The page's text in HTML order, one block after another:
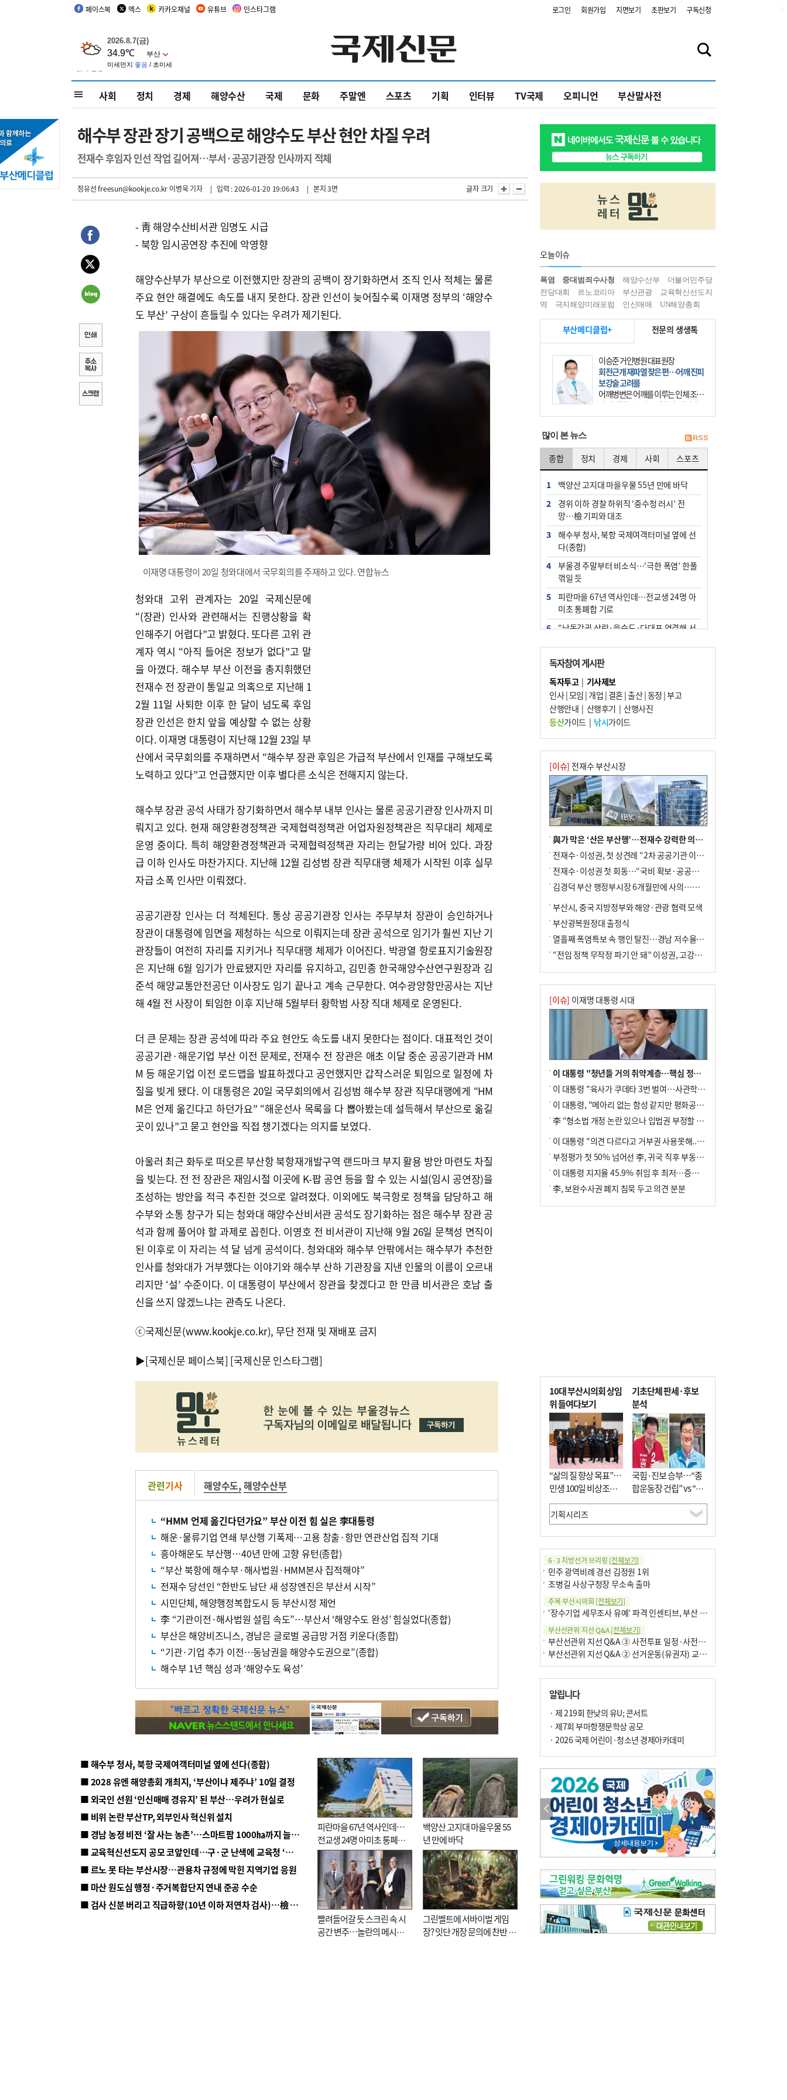
페이스북 엑스 카카오채널 유튜브 인스타그램 로그인 회원가입 지면보기 초판보기 구독신청
사회 정치 경제 해양수산 국제 문화 주말엔 스포츠 기획 인터뷰 TV국제 오피니언 부산말사전
해수부 장관 장기 공백으로 해양수도 부산 현안 차질 우려
전재수 후임자 인선 작업 길어져…부서·공공기관장 인사까지 적체
정유선 freesun@kookje.co.kr 이병욱 기자 | 입력 : 2026-01-20 19:06:43 | 본지 3면 글자 크기
- 靑 해양수산비서관 임명도 시급
- 북항 임시공연장 추진에 악영향
해양수산부가 부산으로 이전했지만 장관의 공백이 장기화하면서 조직 인사 적체는 물론
주요 현안 해결에도 속도를 내지 못한다. 장관 인선이 늦어질수록 이재명 정부의 ‘해양수
도 부산’ 구상이 흔들릴 수 있다는 우려가 제기된다.
이재명 대통령이 20일 청와대에서 국무회의를 주재하고 있다. 연합뉴스
청와대 고위 관계자는 20일 국제신문에
“(장관) 인사와 관련해서는 진행상황을 확
인해주기 어렵다”고 밝혔다. 또다른 고위 관
계자 역시 “아직 들어온 정보가 없다”고 말
을 아꼈다. 해수부 부산 이전을 총지휘했던
전재수 전 장관이 통일교 의혹으로 지난해 1
2월 11일 사퇴한 이후 한 달이 넘도록 후임
장관 인선은 한치 앞을 예상할 수 없는 상황
이다. 이재명 대통령이 지난해 12월 23일 부
산에서 국무회의를 주재하면서 “해수부 장관 후임은 가급적 부산에서 인재를 구해보도록
노력하고 있다”고 언급했지만 이후 별다른 소식은 전해지지 않는다.
해수부 장관 공석 사태가 장기화하면서 해수부 내부 인사는 물론 공공기관장 인사까지 미
뤄지고 있다. 현재 해양환경정책관 국제협력정책관 어업자원정책관은 직무대리 체제로
운영 중이다. 특히 해양환경정책관과 국제협력정책관 자리는 한달가량 비어 있다. 과장
급 이하 인사도 마찬가지다. 지난해 12월 김성범 장관 직무대행 체제가 시작된 이후 실무
자급 소폭 인사만 이뤄졌다.
공공기관장 인사는 더 적체된다. 통상 공공기관장 인사는 주무부처 장관이 승인하거나
장관이 대통령에 임면을 제청하는 식으로 이뤄지는데 장관 공석으로 임기가 훨씬 지난 기
관장들이 여전히 자리를 지키거나 직무대행 체제가 이어진다. 박광열 항로표지기술원장
은 지난해 6월 임기가 만료됐지만 자리를 유지하고, 김민종 한국해양수산연구원장과 김
준석 해양교통안전공단 이사장도 임기 끝나고 계속 근무한다. 여수광양항만공사는 지난
해 4월 전 사장이 퇴임한 이후 지난해 5월부터 황학범 사장 직대 체제로 운영된다.
더 큰 문제는 장관 공석에 따라 주요 현안도 속도를 내지 못한다는 점이다. 대표적인 것이
공공기관·해운기업 부산 이전 문제로, 전재수 전 장관은 애초 이달 중순 공공기관과 HM
M 등 해운기업 이전 로드맵을 발표하겠다고 공언했지만 갑작스러운 퇴임으로 일정에 차
질을 빚게 됐다. 이 대통령은 20일 국무회의에서 김성범 해수부 장관 직무대행에게 “HM
M은 언제 옮긴다고 하던가요” “해운선사 목록을 다 뽑아봤는데 설득해서 부산으로 옮길
곳이 있나”고 묻고 현안을 직접 챙기겠다는 의지를 보였다.
아울러 최근 화두로 떠오른 부산항 북항재개발구역 랜드마크 부지 활용 방안 마련도 차질
을 빚는다. 전 전 장관은 재임시절 이곳에 K-팝 공연 등을 할 수 있는 시설(임시 공연장)을
조성하는 방안을 적극 추진한 것으로 알려졌다. 이외에도 북극항로 정책을 담당하고 해
수부와 소통 창구가 되는 청와대 해양수산비서관 공석도 장기화하는 점은 해수부 장관 공
석과 함께 풀어야 할 과제로 꼽힌다. 이영호 전 비서관이 지난해 9월 26일 문책성 면직이
된 이후로 이 자리는 석 달 넘게 공석이다. 청와대와 해수부 안팎에서는 해수부가 추천한
인사를 청와대가 거부했다는 이야기와 해수부 산하 기관장을 지낸 인물의 이름이 오르내
리지만 ‘설’ 수준이다. 이 대통령이 부산에서 장관을 찾겠다고 한 만큼 비서관은 호남 출
신을 쓰지 않겠느냐는 관측도 나온다.
ⓒ국제신문(www.kookje.co.kr), 무단 전재 및 재배포 금지
▶[국제신문 페이스북] [국제신문 인스타그램]
관련기사 해양수도,해양수산부
“HMM 언제 옮긴다던가요” 부산 이전 힘 실은 李대통령
해운·물류기업 연쇄 부산행 기폭제…고용 창출·항만 연관산업 집적 기대
흥아해운도 부산행…40년 만에 고향 유턴(종합)
“부산 북항에 해수부·해사법원·HMM본사 집적해야”
전재수 당선인 “한반도 남단 새 성장엔진은 부산서 시작”
시민단체, 해양행정복합도시 등 부산시정 제언
李 “기관이전·해사법원 설립 속도”…부산서 ‘해양수도 완성’ 힘실었다(종합)
부산은 해양비즈니스, 경남은 글로벌 공급망 거점 키운다(종합)
“기관·기업 추가 이전…동남권을 해양수도권으로”(종합)
해수부 1년 핵심 성과 ‘해양수도 육성’
■ 해수부 청사, 북항 국제여객터미널 옆에 선다(종합)
■ 2028 유엔 해양총회 개최지, ‘부산이냐 제주냐’ 10일 결정
■ 외국인 선원 ‘인신매매 경유지’ 된 부산…우려가 현실로
■ 비위 논란 부산TP, 외부인사 혁신위 설치
■ 경남 농정 비전 ‘잘 사는 농촌’…스마트팜 1000㏊까지 늘린다
■ 교육혁신선도지 공모 코앞인데…구·군 난색에 교육청 ‘쩔쩔’
■ 르노 못 타는 부산시장…관용차 규정에 막힌 지역기업 응원
■ 마산 원도심 행정·주거복합단지 연내 준공 수순
■ 검사 신분 버리고 직급하향(10년 이하 저연차 검사)…檢 중수청행 기피
피란마을 67년 역사인데…
전교생 24명 아미초 통폐합
기로
백양산 고지대 마을우물 55
년 만에 바닥
빨려들어갈 듯 스크린 속 시
공간 변주…놀란의 메시지
그린벨트에 서바이벌 게임
장? 잇단 개장 문의에 찬반 논
오늘이슈
폭염 중대범죄수사청 해양수산부
더불어민주당
전당대회
르노코리아 부산관광
교육혁신선도지
역
극지해양미래포럼 인신매매 UN해양총회
부산메디클럽+ 전문의 생생톡
이승준 거인병원 대표원장
회전근개 재파열 잦은 편…어깨 진피
보강술 고려를
어깨병변은 어깨를 이루는 인체 조직
에 발생하는 손상을 말한다. 여기에
는 오십견과 회전근개 증후군, 어깨
많이 본 뉴스
종합 정치 경제 사회 스포츠
1
백양산 고지대 마을우물 55년 만에 바닥
2
경위 이하 경찰 하위직 ‘중수청 러시’ 전
망…檢 기피와 대조
3
해수부 청사, 북항 국제여객터미널 옆에 선
다(종합)
4
부울경 주말부터 비소식…‘극한 폭염’ 한풀
꺾일 듯
5
피란마을 67년 역사인데…전교생 24명 아
미초 통폐합 기로
6
“낙동강권 삼락·을숙도·다대포 연결해 서
7
오늘의 날씨- 2026년 8월 7일
8
외국인 선원 ‘인신매매 경유지’ 된 부산…
우려가 현실로
9
[사설] 해수부 신청사 북항으로 확정, 해양
수도 도약의 전환점
10 르노 못 타는 부산시장…관용차 규정에 막
힌 지역기업 응원
독자참여 게시판
독자투고| 기사제보
인사|모임 | 개업 | 결혼|출산|동정 |부고
산행안내 | 산행후기 | 산행사진
등산가이드| 낚시가이드
[이슈] 전재수 부산시장
與가 막은 ‘산은 부산행’…전재수 강력한 의지 표명 없인 공염불
전재수·이성권, 첫 상견례 “2차 공공기관 이전 초당 협력”(종합)
전재수·이성권 첫 회동…“국비 확보·공공기관 이전 협력”
김경덕 부산 행정부시장 6개월만에 사의…후임 인선 촉각
부산시, 중국 지방정부와 해양·관광 협력 모색
부산광복원정대 출정식
열흘째 폭염특보 속 행인 탈진…경남 저수율 평년의 절반
“전임 정책 무작정 파기 안 돼” 이성권, 고강도 ‘전재수 견제’ 예고
[이슈] 이재명 대통령 시대
이 대통령 "청년들 거의 취약계층…핵심 정책 재편""
이 대통령 "육사가 쿠데타 3번 벌여…사관학교 통합 신속히 추진"
이 대통령, "메아리 없는 함성 같지만 평화공존책 계속해야"
李 “형소법 개정 논란 있으나 입법권 부정할 만큼은 아냐”(종합)
이 대통령 "의견 다르다고 거부권 사용못해.. 입법권 부정할 상황이라 보기 어려워"
부정평가 첫 50% 넘어선 李, 귀국 직후 부동산·증시 점검(종합)
이 대통령 지지율 45.9% 취임 후 최저…증시 폭락·연임 개헌 논란 영향
李, 보완수사권 폐지 침묵 두고 의견 분분
10대 부산시의회 상임
위 들여다보기
“삶의 질 향상 목표”…
민생 100일 비상조치
면밀 심사
기초단체 판세·후보
분석
국힘·진보 승부…“종
합운동장 건립” vs “출
근 공공버스 도입”
6·3 지방선거 브리핑 [전체보기]
민주 광역비례 경선 김정원 1위
조병길 사상구청장 무소속 출마
주목 부산시의회 [전체보기]
‘장수기업 세무조사 유예’ 파격 인센티브, 부산 유출 막을까
부산선관위 지선 Q&A[전체보기]
부산선관위 지선 Q&A ③ 사전투표 일정·사전투표함 보관
부산선관위 지선 Q&A ② 선거운동(유권자) 교육감투표용지
알립니다
· 제 219회 한낮의 유U; 콘서트
· 제7회 부마항쟁문학상 공모
· 2026 국제 어린이·청소년 경제아카데미